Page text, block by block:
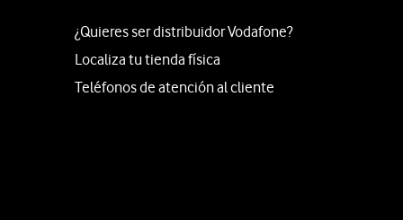
¿Quieres ser distribuidor Vodafone?
Localiza tu tienda física
Teléfonos de atención al cliente